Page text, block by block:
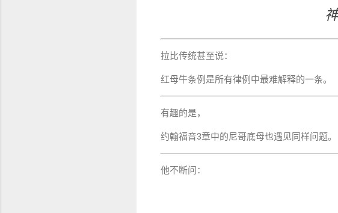
拉比传统甚至说：
红母牛条例是所有律例中最难解释的一条。
有趣的是，
约翰福音3章中的尼哥底母也遇见同样问题。
他不断问：